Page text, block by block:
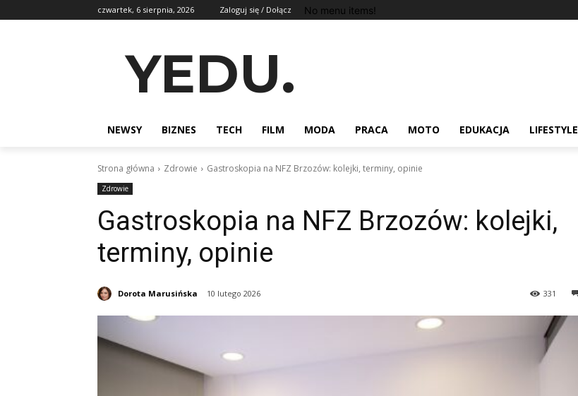
czwartek, 6 sierpnia, 2026 Zaloguj się / Dołącz No menu items!
YEDU.
NEWSY BIZNES TECH FILM MODA PRACA MOTO EDUKACJA LIFESTYLE
Strona główna Zdrowie Gastroskopia na NFZ Brzozów: kolejki, terminy, opinie
Zdrowie
Gastroskopia na NFZ Brzozów: kolejki,
terminy, opinie
Dorota Marusińska 10 lutego 2026 331